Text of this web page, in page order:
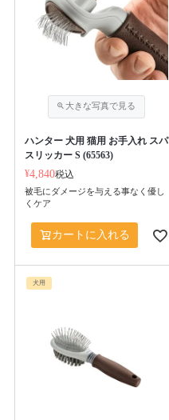
ハンター 犬用 猫用 お手入れ スパ
スリッカー S (65563)
¥4,840税込
被毛にダメージを与える事なく優し
くケア
カートに入れる
犬用